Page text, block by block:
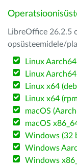
LibreOffice 26.2.5
opsüsteemidele/
Linux
Linux
Linux x64
Linux x64
macOS
macOS
Windows (32
Windows
Windows